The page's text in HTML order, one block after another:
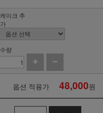
케이크 추
가
수량
옵션 적용가 48,000원